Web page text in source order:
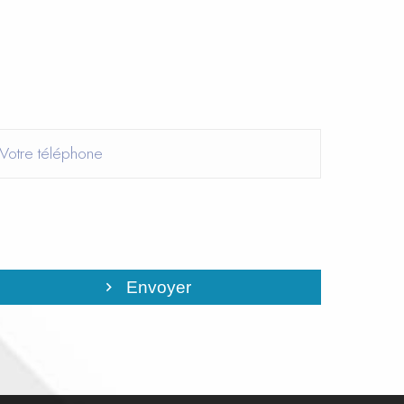
Envoyer